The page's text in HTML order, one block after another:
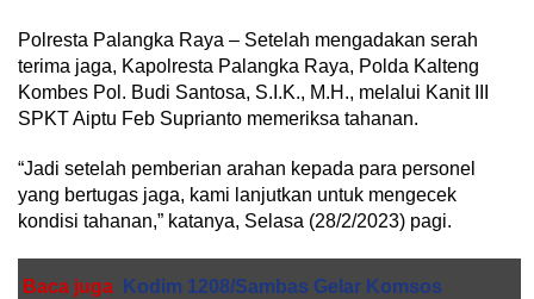
Polresta Palangka Raya – Setelah mengadakan serah
terima jaga, Kapolresta Palangka Raya, Polda Kalteng
Kombes Pol. Budi Santosa, S.I.K., M.H., melalui Kanit III
SPKT Aiptu Feb Suprianto memeriksa tahanan.
“Jadi setelah pemberian arahan kepada para personel
yang bertugas jaga, kami lanjutkan untuk mengecek
kondisi tahanan,” katanya, Selasa (28/2/2023) pagi.
Baca juga
Kodim 1208/Sambas Gelar Komsos